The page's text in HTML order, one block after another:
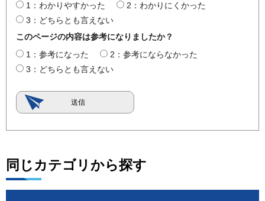
1：わかりやすかった
2：わかりにくかった
3：どちらとも言えない
このページの内容は参考になりましたか？
1：参考になった
2：参考にならなかった
3：どちらとも言えない
同じカテゴリから探す